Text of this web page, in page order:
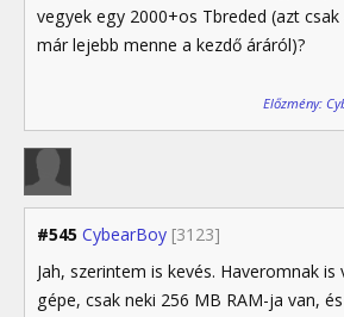
vegyek egy 2000+os Tbreded (azt
már lejebb menne a kezdő áráról)?
Előzmény:
#545 CybearBoy [3123]
Jah, szerintem is kevés. Haveromnak
gépe, csak neki 256 MB RAM-ja van,